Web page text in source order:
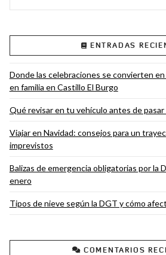
ENTRADAS
Donde las celebraciones se convierten
en familia en Castillo El Burgo
Qué revisar en tu vehículo antes de
Viajar en Navidad: consejos para un
imprevistos
Balizas de emergencia obligatorias por la
enero
Tipos de nieve según la DGT y cómo
COMENTARIOS